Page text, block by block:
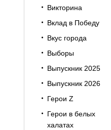
Викторина
Вклад в Победу
Вкус города
Выборы
Выпускник 2025
Выпускник 2026
Герои Z
Герои в белых
халатах